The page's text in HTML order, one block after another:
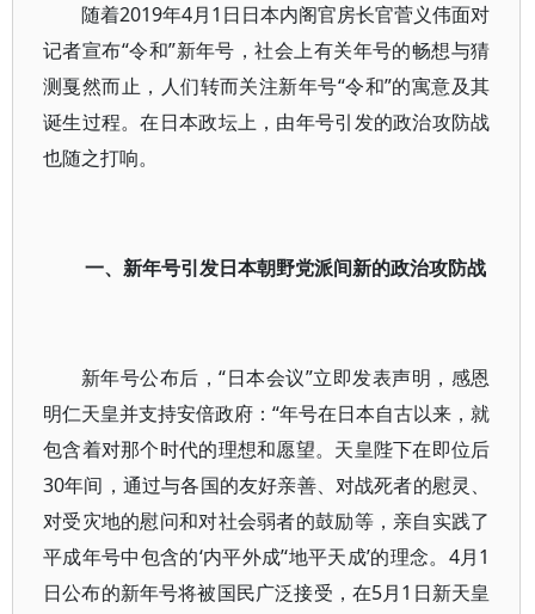
随着2019年4月1日日本内阁官房长官菅义伟面对
记者宣布“令和”新年号，社会上有关年号的畅想与猜
测戛然而止，人们转而关注新年号“令和”的寓意及其
诞生过程。在日本政坛上，由年号引发的政治攻防战
也随之打响。
一、新年号引发日本朝野党派间新的政治攻防战
新年号公布后，“日本会议”立即发表声明，感恩
明仁天皇并支持安倍政府：“年号在日本自古以来，就
包含着对那个时代的理想和愿望。天皇陛下在即位后
30年间，通过与各国的友好亲善、对战死者的慰灵、
对受灾地的慰问和对社会弱者的鼓励等，亲自实践了
平成年号中包含的‘内平外成’‘地平天成’的理念。4月1
日公布的新年号将被国民广泛接受，在5月1日新天皇